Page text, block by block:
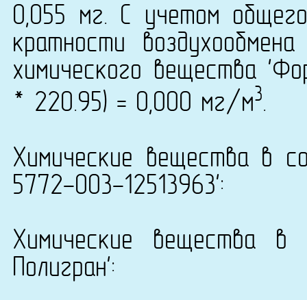
0,055 мг. С учетом
кратности
химического вещества
* 220.95) = 0,000 мг/м3.
Химические вещества в
5772-003-12513963':
Химические вещества в
Полигран':